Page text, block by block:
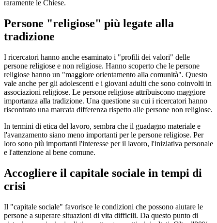
raramente le Chiese.
Persone "religiose" più legate alla
tradizione
I ricercatori hanno anche esaminato i "profili dei valori" delle
persone religiose e non religiose. Hanno scoperto che le persone
religiose hanno un "maggiore orientamento alla comunità". Questo
vale anche per gli adolescenti e i giovani adulti che sono coinvolti in
associazioni religiose. Le persone religiose attribuiscono maggiore
importanza alla tradizione. Una questione su cui i ricercatori hanno
riscontrato una marcata differenza rispetto alle persone non religiose.
In termini di etica del lavoro, sembra che il guadagno materiale e
l'avanzamento siano meno importanti per le persone religiose. Per
loro sono più importanti l'interesse per il lavoro, l'iniziativa personale
e l'attenzione al bene comune.
Accogliere il capitale sociale in tempi di
crisi
Il "capitale sociale" favorisce le condizioni che possono aiutare le
persone a superare situazioni di vita difficili. Da questo punto di